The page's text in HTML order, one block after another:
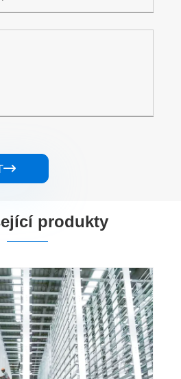

produkty
léčba pece